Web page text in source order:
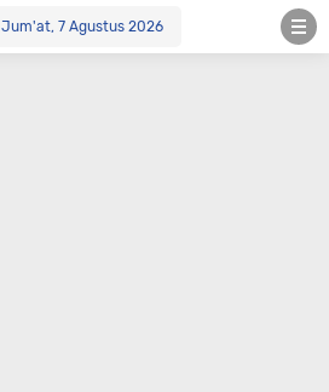
Jum'at, 7 Agustus 2026